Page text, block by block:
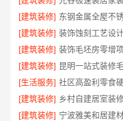
[建筑装修]
[建筑装修] 装饰蚀刻工艺设
[建筑装修] 装饰毛坯房零增
[建筑装修]
[生活服务]
[建筑装修] 乡村自建居室装
[建筑装修]